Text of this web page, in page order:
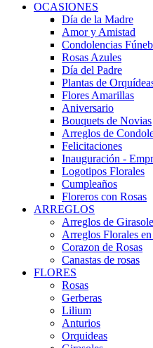
OCASIONES
Día de la Madre
Amor y Amistad
Condolencias
Rosas Azules
Día del Padre
Plantas de
Flores Amarillas
Aniversario
Bouquets de Novias
Arreglos de
Felicitaciones
Inauguración -
Logotipos Florales
Cumpleaños
Floreros con Rosas
ARREGLOS
Arreglos de
Arreglos Florales
Corazon de Rosas
Canastas de rosas
FLORES
Rosas
Gerberas
Lilium
Anturios
Orquideas